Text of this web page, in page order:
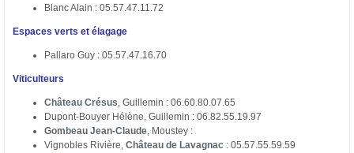
Blanc Alain : 05.57.47.11.72
Espaces verts et élagage
Pallaro Guy : 05.57.47.16.70
Viticulteurs
Château Crésus, Guillemin : 06.60.80.07.65
Dupont-Bouyer Hélène, Guillemin : 06.82.55.19.97
Gombeau Jean-Claude, Moustey :
Vignobles Rivière, Château de Lavagnac : 05.57.55.59.59